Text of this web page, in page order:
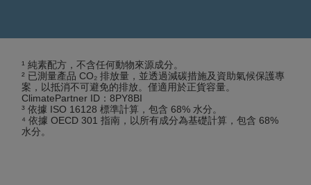
¹ 純素配方，不含任何動物來源成分。
² 已測量產品 CO₂ 排放量，並透過減碳措施及資助氣候保護專
案，以抵消不可避免的排放。僅適用於正貨容量。
ClimatePartner ID：8PY8BI
³ 依據 ISO 16128 標準計算，包含 68% 水分。
⁴ 依據 OECD 301 指南，以所有成分為基礎計算，包含 68%
水分。